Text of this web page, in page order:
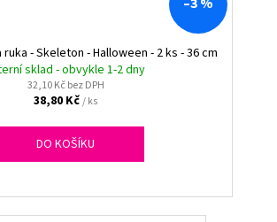
- Skeleton - Halloween - 2 ks - 36 cm
sklad - obvykle 1-2 dny
32,10 Kč bez DPH
38,80 Kč/ ks
DO KOŠÍKU